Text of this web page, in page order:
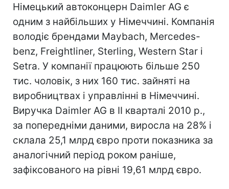
Німецький автоконцерн Daimler AG є
одним з найбільших у Німеччині. Компанія
володіє брендами Maybach, Mercedes-
benz, Freightliner, Sterling, Western Star і
Setra. У компанії працюють більше 250
тис. чоловік, з них 160 тис. зайняті на
виробництвах і управлінні в Німеччині.
Виручка Daimler AG в II кварталі 2010 р.,
за попередніми даними, виросла на 28% і
склала 25,1 млрд євро проти показника за
аналогічний період роком раніше,
зафіксованого на рівні 19,61 млрд євро.